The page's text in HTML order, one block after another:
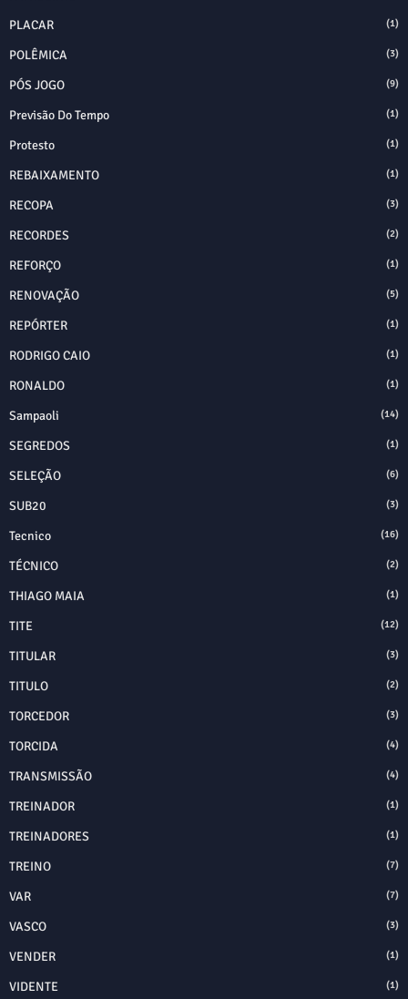
PLACAR (1)
POLÊMICA (3)
PÓS JOGO (9)
Previsão Do Tempo (1)
Protesto (1)
REBAIXAMENTO (1)
RECOPA (3)
RECORDES (2)
REFORÇO (1)
RENOVAÇÃO (5)
REPÓRTER (1)
RODRIGO CAIO (1)
RONALDO (1)
Sampaoli (14)
SEGREDOS (1)
SELEÇÃO (6)
SUB20 (3)
Tecnico (16)
TÉCNICO (2)
THIAGO MAIA (1)
TITE (12)
TITULAR (3)
TITULO (2)
TORCEDOR (3)
TORCIDA (4)
TRANSMISSÃO (4)
TREINADOR (1)
TREINADORES (1)
TREINO (7)
VAR (7)
VASCO (3)
VENDER (1)
VIDENTE (1)